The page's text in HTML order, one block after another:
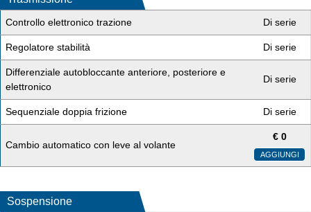
Controllo elettronico trazione Di serie
Regolatore stabilità Di serie
Differenziale autobloccante anteriore, posteriore e
elettronico
Di serie
Sequenziale doppia frizione Di serie
Cambio automatico con leve al volante
€ 0
AGGIUNGI
Sospensione